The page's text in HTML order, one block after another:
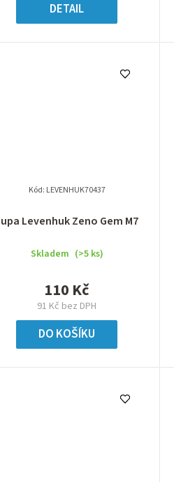
DETAIL
Levenhuk Zeno Gem M7
Skladem (>5 ks)
91 Kč bez DPH
110 Kč
DO KOŠÍKU
Kód: LEVENHUK70437